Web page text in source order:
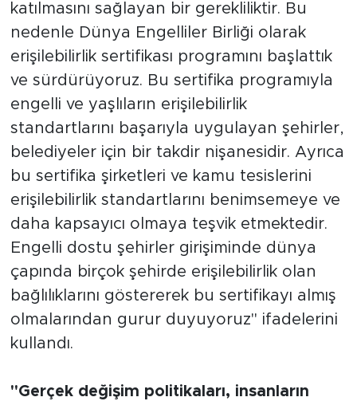
katılmasını sağlayan bir gerekliliktir. Bu
nedenle Dünya Engelliler Birliği olarak
erişilebilirlik sertifikası programını başlattık
ve sürdürüyoruz. Bu sertifika programıyla
engelli ve yaşlıların erişilebilirlik
standartlarını başarıyla uygulayan şehirler,
belediyeler için bir takdir nişanesidir. Ayrıca
bu sertifika şirketleri ve kamu tesislerini
erişilebilirlik standartlarını benimsemeye ve
daha kapsayıcı olmaya teşvik etmektedir.
Engelli dostu şehirler girişiminde dünya
çapında birçok şehirde erişilebilirlik olan
bağlılıklarını göstererek bu sertifikayı almış
olmalarından gurur duyuyoruz" ifadelerini
kullandı.
"Gerçek değişim politikaları, insanların